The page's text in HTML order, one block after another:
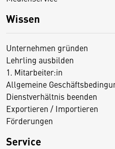
Wissen
Unternehmen gründen
Lehrling ausbilden
1. Mitarbeiter:in
Allgemeine
Dienstverhältnis beenden
Exportieren / Importieren
Förderungen
Service